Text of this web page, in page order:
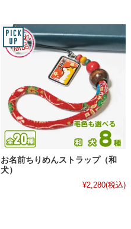
お名前ちりめんストラップ（和
犬）
¥2,280(税込)